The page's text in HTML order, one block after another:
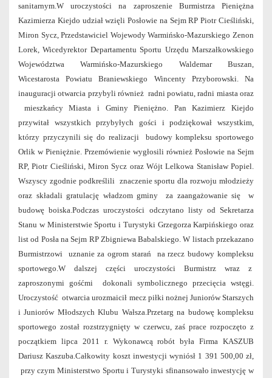
sanitarnym.W uroczystości na zaproszenie Burmistrza Pieniężna
Kazimierza Kiejdo udział wzięli Posłowie na Sejm RP Piotr Cieśliński,
Miron Sycz, Przedstawiciel Wojewody Warmińsko-Mazurskiego Zenon
Lorek, Wicedyrektor Departamentu Sportu Urzędu Marszałkowskiego
Województwa Warmińsko-Mazurskiego Waldemar Buszan,
Wicestarosta Powiatu Braniewskiego Wincenty Przyborowski. Na
inauguracji otwarcia przybyli również radni powiatu, radni miasta oraz
mieszkańcy Miasta i Gminy Pieniężno. Pan Kazimierz Kiejdo
przywitał wszystkich przybyłych gości i podziękował wszystkim,
którzy przyczynili się do realizacji budowy kompleksu sportowego
Orlik w Pieniężnie. Przemówienie wygłosili również Posłowie na Sejm
RP, Piotr Cieśliński, Miron Sycz oraz Wójt Lelkowa Stanisław Popiel.
Wszyscy zgodnie podkreślili znaczenie sportu dla rozwoju młodzieży
oraz składali gratulację władzom gminy za zaangażowanie się w
budowę boiska.Podczas uroczystości odczytano listy od Sekretarza
Stanu w Ministerstwie Sportu i Turystyki Grzegorza Karpińskiego oraz
list od Posła na Sejm RP Zbigniewa Babalskiego. W listach przekazano
Burmistrzowi uznanie za ogrom starań na rzecz budowy kompleksu
sportowego.W dalszej części uroczystości Burmistrz wraz z
zaproszonymi gośćmi dokonali symbolicznego przecięcia wstęgi.
Uroczystość otwarcia urozmaicił mecz piłki nożnej Juniorów Starszych
i Juniorów Młodszych Klubu Wałsza.Przetarg na budowę kompleksu
sportowego został rozstrzygnięty w czerwcu, zaś prace rozpoczęto z
początkiem lipca 2011 r. Wykonawcą robót była Firma KASZUB
Dariusz Kaszuba.Całkowity koszt inwestycji wyniósł 1 391 500,00 zł,
przy czym Ministerstwo Sportu i Turystyki sfinansowało inwestycję w